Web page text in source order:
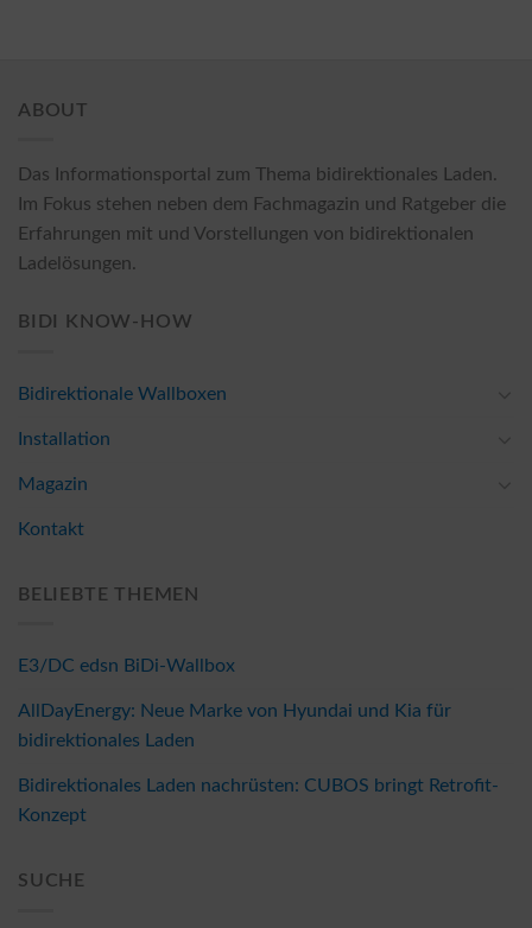
ABOUT
Das Informationsportal zum Thema bidirektionales Laden.
Im Fokus stehen neben dem Fachmagazin und Ratgeber die
Erfahrungen mit und Vorstellungen von bidirektionalen
Ladelösungen.
BIDI KNOW-HOW
Bidirektionale Wallboxen
Installation
Magazin
Kontakt
BELIEBTE THEMEN
E3/DC edsn BiDi-Wallbox
AllDayEnergy: Neue Marke von Hyundai und Kia für
bidirektionales Laden
Bidirektionales Laden nachrüsten: CUBOS bringt Retrofit-
Konzept
SUCHE